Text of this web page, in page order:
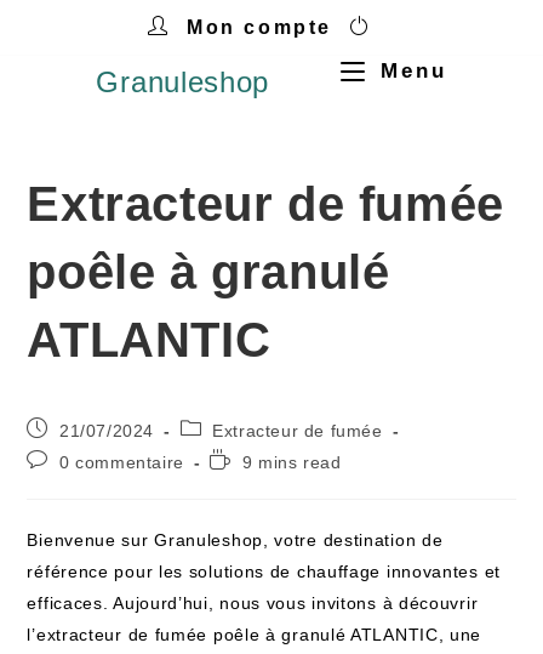
Mon compte
Granuleshop Menu
Extracteur de fumée
poêle à granulé
ATLANTIC
21/07/2024
Extracteur de fumée
0 commentaire
9 mins read
Bienvenue sur Granuleshop, votre destination de
référence pour les solutions de chauffage innovantes et
efficaces. Aujourd’hui, nous vous invitons à découvrir
l’extracteur de fumée poêle à granulé ATLANTIC, une